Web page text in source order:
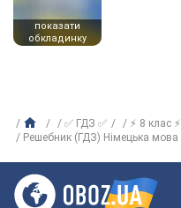
показати
обкладинку
✅ ГДЗ ✅ ⚡ 8 клас ⚡
Решебник (ГДЗ) Німецька мова